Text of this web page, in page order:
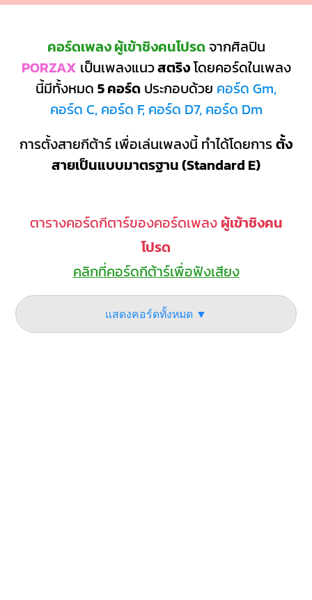
คอร์ดเพลง ผู้เข้าชิงคนโปรด จากศิลปิน
PORZAX เป็นเพลงแนวสตริงโดยคอร์ดในเพลง
นี้มีทั้งหมด 5 คอร์ด ประกอบด้วย คอร์ด Gm,
คอร์ด C, คอร์ด F, คอร์ด D7, คอร์ด Dm
การตั้งสายกีต้าร์ เพื่อเล่นเพลงนี้ ทำได้โดยการตั้ง
สายเป็นแบบมาตรฐาน (Standard E)
ตารางคอร์ดกีตาร์ของคอร์ดเพลง ผู้เข้าชิงคน
โปรด
คลิกที่คอร์ดกีต้าร์เพื่อฟังเสียง
แสดงคอร์ดทั้งหมด ▼